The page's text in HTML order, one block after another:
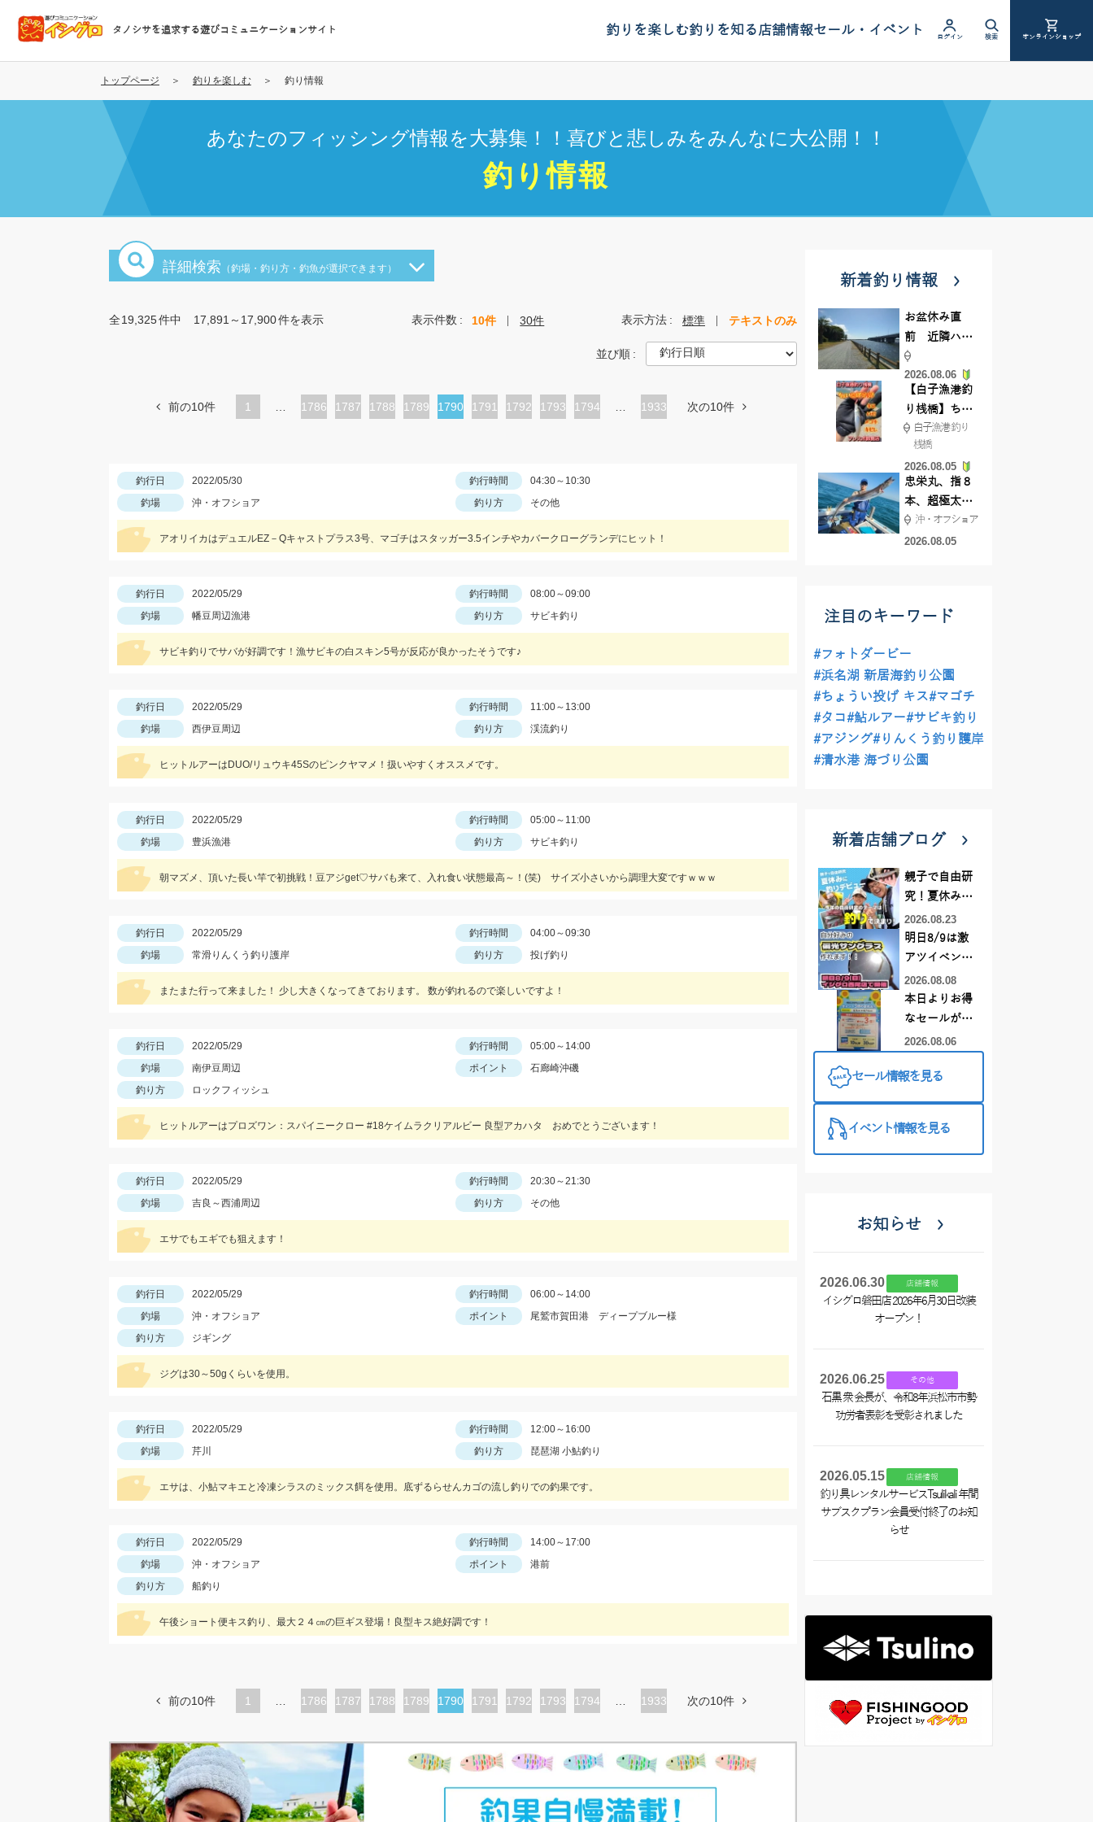
コ
テ
タノシサを追求する遊びコミュニケーションサイト 釣りを楽しむ釣りを知る店舗情報セール・イベント ログイン 検索 オンラインショップ
トップページ 釣りを楽しむ 釣り情報
あなたのフィッシング情報を大募集！！喜びと悲しみをみんなに大公開！！
釣り情報
詳細検索 （釣場・釣り方・釣魚が選択できます）
全19,325件中 17,891～17,900件を表示 表示件数 10件 30件 表示方法 標準 テキストのみ
並び順
前の10件 1
ペ
1786
ペ
1787
ペ
1788
ペ
1789
カ
ジ
1790
ペ
1791
ペ
1792
ペ
1793
ペ
1794 1933 次の10件
釣行日 2022/05/30 釣行時間
04:30～10:30
釣場
沖・オフショア 釣り方 その他
アオリイカはデュエルEZ－Qキャストプラス3号、マゴチはスタッガー3.5インチやカバークローグランデにヒット！
釣行日 2022/05/29 釣行時間
08:00～09:00
釣場
幡豆周辺漁港 釣り方 サビキ釣り
サビキ釣りでサバが好調です！漁サビキの白スキン5号が反応が良かったそうです♪
釣行日 2022/05/29 釣行時間
11:00～13:00
釣場
西伊豆周辺 釣り方 渓流釣り
ヒットルアーはDUO/リュウキ45Sのピンクヤマメ！扱いやすくオススメです。
釣行日 2022/05/29 釣行時間
05:00～11:00
釣場
豊浜漁港 釣り方 サビキ釣り
朝マズメ、頂いた長い竿で初挑戦！豆アジget♡サバも来て、入れ食い状態最高～！(笑) サイズ小さいから調理大変ですｗｗｗ
釣行日 2022/05/29 釣行時間
04:00～09:30
釣場
常滑りんくう釣り護岸 釣り方 投げ釣り
またまた行って来ました！ 少し大きくなってきております。 数が釣れるので楽しいですよ！
釣行日 2022/05/29 釣行時間
05:00～14:00
釣場
南伊豆周辺 ポイント
石廊崎沖磯
釣り方
ロックフィッシュ
ヒットルアーはプロズワン：スパイニークロー #18ケイムラクリアルビー 良型アカハタ おめでとうございます！
釣行日 2022/05/29 釣行時間
20:30～21:30
釣場
吉良～西浦周辺 釣り方 その他
エサでもエギでも狙えます！
釣行日 2022/05/29 釣行時間
06:00～14:00
釣場
沖・オフショア ポイント
尾鷲市賀田港 ディープブルー様
釣り方
ジギング
ジグは30～50gくらいを使用。
釣行日 2022/05/29 釣行時間
12:00～16:00
釣場
芹川 釣り方 琵琶湖 小鮎釣り
エサは、小鮎マキエと冷凍シラスのミックス餌を使用。底ずるらせんカゴの流し釣りでの釣果です。
釣行日 2022/05/29 釣行時間
14:00～17:00
釣場
沖・オフショア ポイント
港前
釣り方
船釣り
午後ショート便キス釣り、最大２４㎝の巨ギス登場！良型キス絶好調です！
前の10件 1
ペ
1786
ペ
ジ
1787
ペ
1788
ペ
1789
カ
ト
1790
ペ
1791
ペ
1792
ペ
1793
ペ
1794 1933 次の10件
新着釣り情報
お盆休み直
前 近隣ハゼ
釣り場調査し
てきました
2026.08.06
【白子漁港釣
り桟橋】ちょ
い投げ釣りが
絶好調!キスや
ハゼが簡単に
釣れますよ💛
白子漁港 釣り
桟橋
2026.08.05
忠栄丸、指８
本、超極太ド
ラゴン登場！
沖・オフショア
2026.08.05
注目のキーワード
#フォトダービー
#浜名湖 新居海釣り公園
#ちょうい投げ キス#マゴチ
#タコ#鮎ルアー#サビキ釣り
#アジング#りんくう釣り護岸
#清水港 海づり公園
新着店舗ブログ
親子で自由研
究！夏休みに
釣りデビュー
2026.08.23
明日8/9は激
アツイベント
日！！！～オ
ーダー偏光グ
ラス受注会～
2026.08.08
本日よりお得
なセールがス
タート!!
2026.08.06
セール情報を見る
イベント情報を見る
お知らせ
2026.06.30 店舗情報
イシグロ磐田店 2026年6月30日改装
オープン！
2026.06.25 その他
石黒 衆 会長が、令和8年浜松市市勢
功労者表彰を受彰されました
2026.05.15 店舗情報
釣り具レンタルサービスTsulikali 年間
サブスクプラン会員受付終了のお知
らせ